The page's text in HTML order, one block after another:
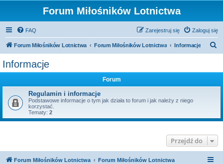
Forum Miłośników Lotnictwa
FAQ Zaloguj się
Zarejestruj się
Forum Miłośników Lotnictwa Forum Miłośników Lotnictwa Informacje
Informacje
Forum
Regulamin i informacje
Podstawowe informacje o tym jak działa to forum i jak należy z niego
korzystać.
Tematy: 2
Przejdź do
Forum Miłośników Lotnictwa Forum Miłośników Lotnictwa